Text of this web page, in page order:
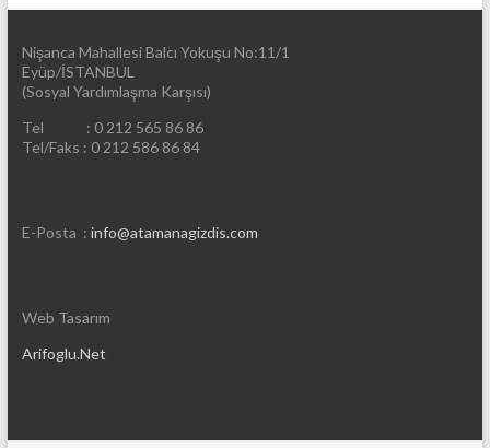
Nişanca Mahallesi Balcı Yokuşu No:11/1
Eyüp/İSTANBUL
(Sosyal Yardımlaşma Karşısı)
Tel : 0 212 565 86 86
Tel/Faks : 0 212 586 86 84
E-Posta : info@atamanagizdis.com
Web Tasarım
Arifoglu.Net